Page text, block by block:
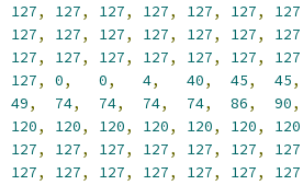
127, 127, 127, 127, 127, 127, 127
127, 127, 127, 127, 127, 127, 127
127, 127, 127, 127, 127, 127, 127
127, 0, 0, 4, 40, 45, 45,
49, 74, 74, 74, 74, 86, 90,
120, 120, 120, 120, 120, 120, 120
127, 127, 127, 127, 127, 127, 127
127, 127, 127, 127, 127, 127, 127